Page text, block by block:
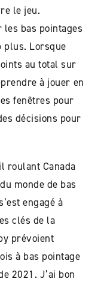
le jeu.
les bas pointages
plus. Lorsque
au total sur
à jouer en
fenêtres pour
décisions pour
roulant Canada
monde de bas
engagé à
clés de la
prévoient
à bas pointage
2021. J’ai bon